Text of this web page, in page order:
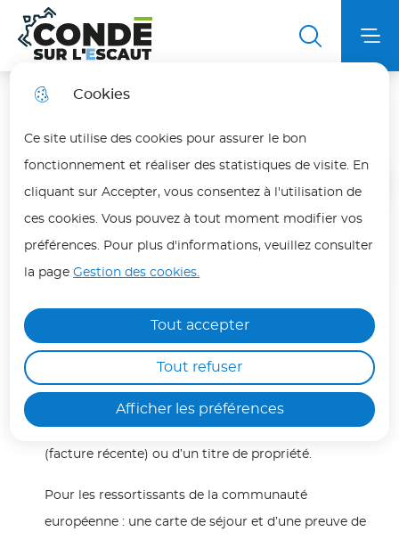
Cookies
Ce site utilise des cookies pour assurer le bon
fonctionnement et réaliser des statistiques de visite. En
cliquant sur Accepter, vous consentez à l'utilisation de
ces cookies. Vous pouvez à tout moment modifier vos
préférences. Pour plus d'informations, veuillez consulter
la pageGestion des cookies.
Afficher les préférences
Tout accepter
Tout refuser
Aller
au
menu
Aller à la
recherche
plan du
En période de fortes chaleurs, adoptez les bons
réflexes pour vous protéger et protéger vos
proches.
Les personnes les plus vulnérables (enfants,
personnes âgées, malades ou isolées) doivent
Hydratez-vous régulièrement, évitez les efforts
physiques aux heures les plus chaudes (12h/18h)
et maintenez votre logement au frais.
seul dans une voiture.
Ville de Condé sur l'Escaut
Accueil
Inscriptions sur les listes
électorales
Les pièces suivantes sont nécessaires pour toute
inscription :
Pour les personnes de nationalité française : une
carte d’identité et une preuve de domiciliation
(facture récente) ou d’un titre de propriété.
Pour les ressortissants de la communauté
européenne : une carte de séjour et d’une preuve de